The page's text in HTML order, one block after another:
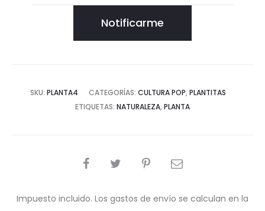
Notificarme
SKU: PLANTA4 CATEGORÍAS: CULTURA POP, PLANTITAS
ETIQUETAS: NATURALEZA, PLANTA
COMPARTIR
Impuesto incluido. Los gastos de envío se calculan en la